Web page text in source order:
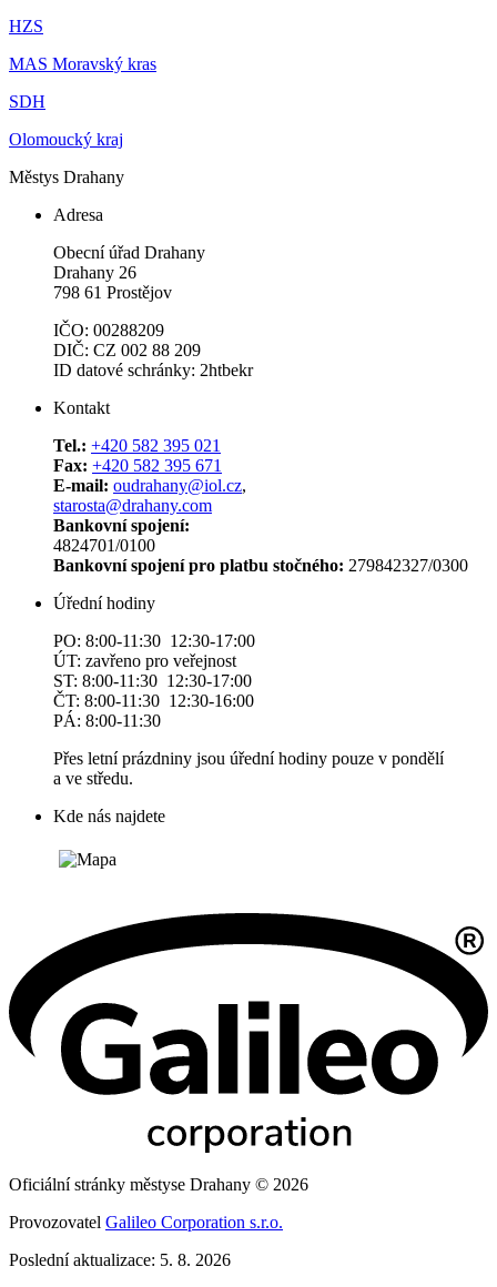
HZS
MAS Moravský kras
SDH
Olomoucký kraj
Městys Drahany
Adresa
Obecní úřad Drahany
Drahany 26
798 61 Prostějov
IČO: 00288209
DIČ: CZ 002 88 209
ID datové schránky: 2htbekr
Kontakt
Tel.: +420 582 395 021
Fax: +420 582 395 671
E-mail: oudrahany@iol.cz,
starosta@drahany.com
Bankovní spojení:
4824701/0100
Bankovní spojení pro platbu stočného: 279842327/0300
Úřední hodiny
PO: 8:00-11:30 12:30-17:00
ÚT: zavřeno pro veřejnost
ST: 8:00-11:30 12:30-17:00
ČT: 8:00-11:30 12:30-16:00
PÁ: 8:00-11:30
Přes letní prázdniny jsou úřední hodiny pouze v pondělí
a ve středu.
Kde nás najdete
Oficiální stránky městyse Drahany © 2026
Provozovatel Galileo Corporation s.r.o.
Poslední aktualizace: 5. 8. 2026